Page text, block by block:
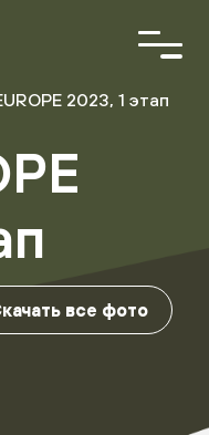
гонок
2023, 1 этап
все фото